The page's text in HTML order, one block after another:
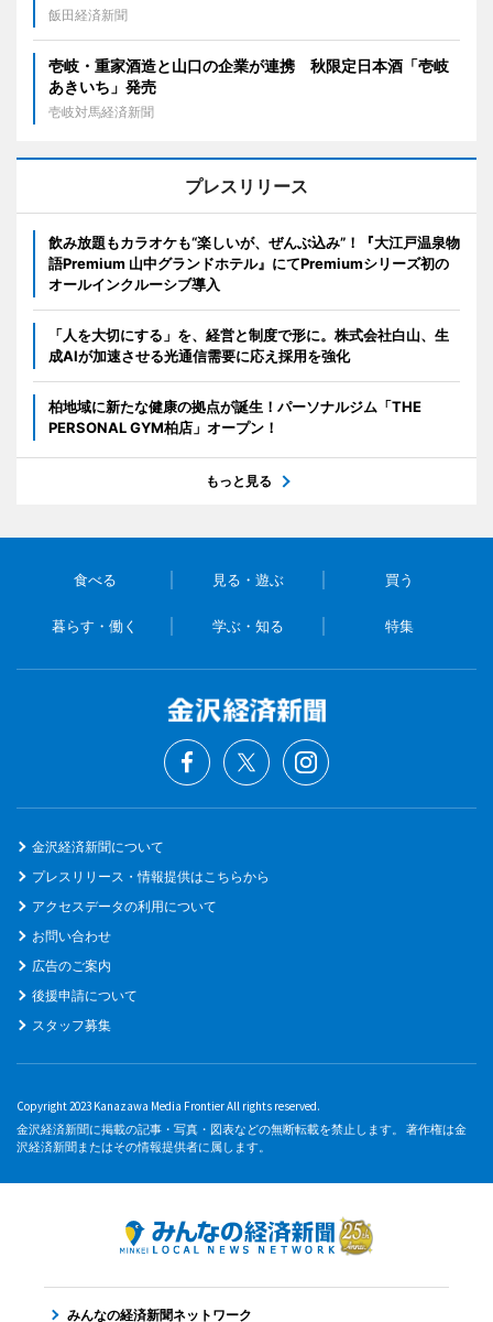
飯田経済新聞
壱岐・重家酒造と山口の企業が連携 秋限定日本酒「壱岐
あきいち」発売
壱岐対馬経済新聞
プレスリリース
飲み放題もカラオケも“楽しいが、ぜんぶ込み”！『大江戸温泉物
語Premium 山中グランドホテル』にてPremiumシリーズ初の
オールインクルーシブ導入
「人を大切にする」を、経営と制度で形に。株式会社白山、生
成AIが加速させる光通信需要に応え採用を強化
柏地域に新たな健康の拠点が誕生！パーソナルジム「THE
PERSONAL GYM柏店」オープン！
もっと見る
食べる 見る・遊ぶ 買う
暮らす・働く 学ぶ・知る 特集
金沢経済新聞について
プレスリリース・情報提供はこちらから
アクセスデータの利用について
お問い合わせ
広告のご案内
後援申請について
スタッフ募集
Copyright 2023 Kanazawa Media Frontier All rights reserved.
金沢経済新聞に掲載の記事・写真・図表などの無断転載を禁止します。 著作権は金
沢経済新聞またはその情報提供者に属します。
みんなの経済新聞ネットワーク